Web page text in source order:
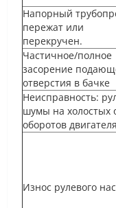
Напорный
пережат или
перекручен.
Частичное/полное
засорение
отверстия в бачке
Неисправность:
шумы на холостых
оборотов
Износ рулевого